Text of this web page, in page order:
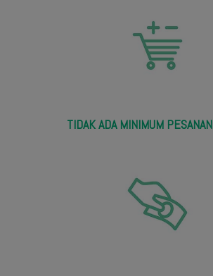
TIDAK ADA MINIMUM PESANAN